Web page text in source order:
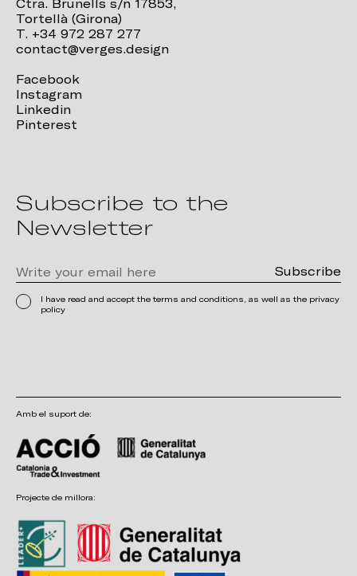
Ctra. Brunells s/n 17853,
Tortellà (Girona)
T. +34 972 287 277
contact@verges.design
Facebook
Instagram
Linkedin
Pinterest
Subscribe to the
Newsletter
I have read and accept the terms and conditions, as well as the privacy
policy
Amb el suport de:
Projecte de millora: